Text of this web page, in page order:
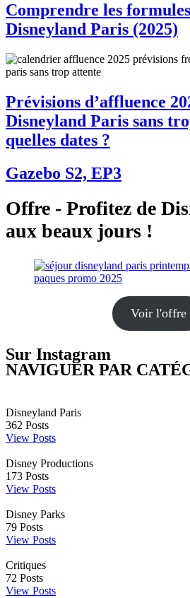
Comprendre les
Disneyland Paris (2025)
Prévisions d’affluence
Disneyland Paris sans
quelles dates ?
Gazebo S2, EP3
Offre - Profitez de
aux beaux jours !
Voir l'offre
Sur Instagram
NAVIGUER PAR
Disneyland Paris
362 Posts
View Posts
Disney Productions
173 Posts
View Posts
Disney Parks
79 Posts
View Posts
Critiques
72 Posts
View Posts